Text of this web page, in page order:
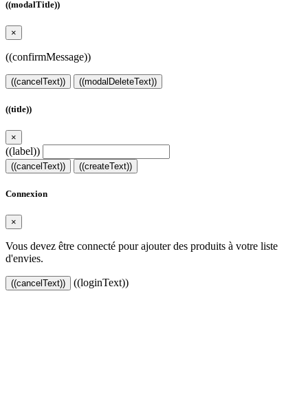
((modalTitle))
×
((confirmMessage))
((cancelText)) ((modalDeleteText))
((title))
×
((label))
((cancelText)) ((createText))
Connexion
×
Vous devez être connecté pour ajouter des produits à votre liste
d'envies.
((cancelText)) ((loginText))